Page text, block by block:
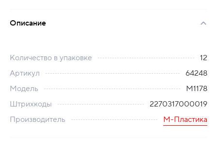
Описание
Количество в упаковке
12
Артикул
64248
Модель
М1178
Штрихкоды
2270317000019
Производитель
М-Пластика